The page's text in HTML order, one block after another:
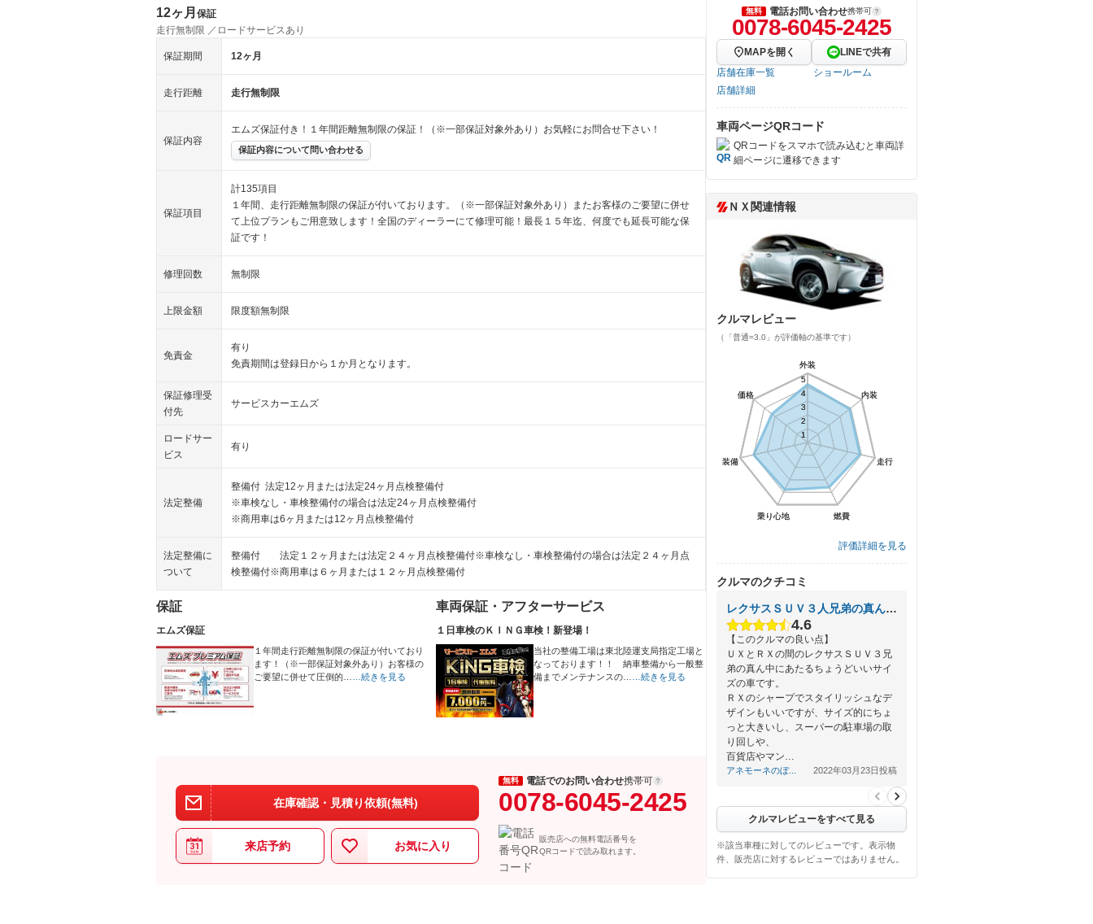
12ヶ月 保証
走行無制限 ／ロードサービスあり
保証期間 12ヶ月
走行距離 走行無制限
保証内容
エムズ保証付き！１年間距離無制限の保証！（※一部保証対象外あり）お気軽にお問合せ下さい！
保証内容について問い合わせる
保証項目
計135項目
１年間、走行距離無制限の保証が付いております。（※一部保証対象外あり）またお客様のご要望に併せ
て上位プランもご用意致します！全国のディーラーにて修理可能！最長１５年迄、何度でも延長可能な保
証です！
修理回数 無制限
上限金額 限度額無制限
免責金
有り
免責期間は登録日から１か月となります。
保証修理受
付先
サービスカーエムズ
ロードサー
ビス
有り
法定整備
整備付 法定12ヶ月または法定24ヶ月点検整備付
※車検なし・車検整備付の場合は法定24ヶ月点検整備付
※商用車は6ヶ月または12ヶ月点検整備付
法定整備に
ついて
整備付 法定１２ヶ月または法定２４ヶ月点検整備付※車検なし・車検整備付の場合は法定２４ヶ月点
検整備付※商用車は６ヶ月または１２ヶ月点検整備付
保証
エムズ保証
１年間走行距離無制限の保証が付いており
ます！（※一部保証対象外あり）お客様の
ご要望に併せて圧倒的…
…続きを見る
車両保証・アフターサービス
１日車検のＫＩＮＧ車検！新登場！
当社の整備工場は東北陸運支局指定工場と
なっております！！ 納車整備から一般整
備までメンテナンスの…
…続きを見る
在庫確認・見積り依頼(無料)
来店予約 お気に入り
無料 電話でのお問い合わせ携帯可
0078-6045-2425
販売店への無料電話番号を
QRコードで読み取れます。
無料 電話お問い合わせ携帯可
0078-6045-2425
MAPを開く
LINEで共有
店舗在庫一覧
ショールーム
店舗詳細
車両ページQRコード
QRコードをスマホで読み込むと車両詳
細ページに遷移できます
ＮＸ関連情報
クルマレビュー
（「普通=3.0」が評価軸の基準です）
外装
内装
走行
燃費
乗り心地
装備
価格
1
2
3
4
5
外装
内装
走行
燃費
乗り心地
装備
価格
1
2
3
4
5
評価詳細を見る
クルマのクチコミ
レクサスＳＵＶ３人兄弟の真ん中的存在
4.6
【このクルマの良い点】
ＵＸとＲＸの間のレクサスＳＵＶ３兄
弟の真ん中にあたるちょうどいいサイ
ズの車です。
ＲＸのシャープでスタイリッシュなデ
ザインもいいですが、サイズ的にちょ
っと大きいし、スーパーの駐車場の取
り回しや、
百貨店やマン…
アネモーネのぼ... 2022年03月23日投稿
クルマレビューをすべて見る
※該当車種に対してのレビューです。表示物
件、販売店に対するレビューではありません。